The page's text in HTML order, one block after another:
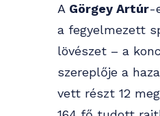
A Görgey Artúr-
a fegyelmezett
lövészet – a
szereplője a
vett részt 12